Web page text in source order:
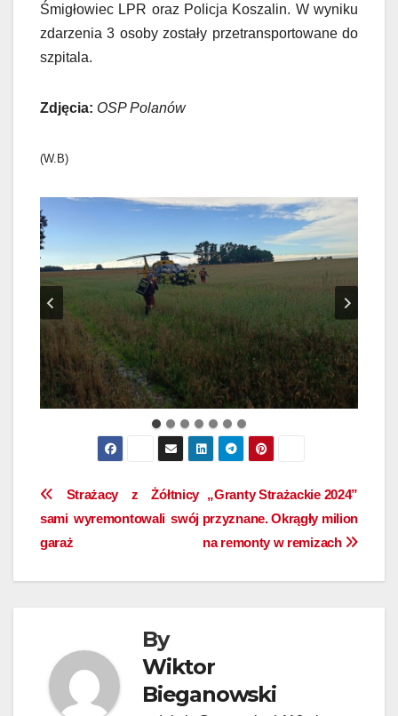
Śmigłowiec LPR oraz Policja Koszalin. W wyniku
zdarzenia 3 osoby zostały przetransportowane do
szpitala.
Zdjęcia: OSP Polanów
(W.B)
Nawigacja
wpisu
„Granty Strażackie 2024”
przyznane. Okrągły milion
na remonty w remizach
Strażacy z Żółtnicy
sami wyremontowali swój
garaż
By
Wiktor
Bieganowski